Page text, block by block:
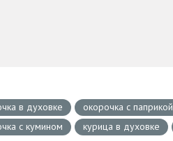
в духовке
окорочка с паприкой
с кумином
курица в духовке